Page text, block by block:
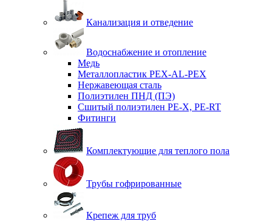
Канализация и отведение
Водоснабжение и отопление
Медь
Металлопластик PEX-AL-PEX
Нержавеющая сталь
Полиэтилен ПНД (ПЭ)
Сшитый полиэтилен PE-X, PE-RT
Фитинги
Комплектующие для теплого пола
Трубы гофрированные
Крепеж для труб